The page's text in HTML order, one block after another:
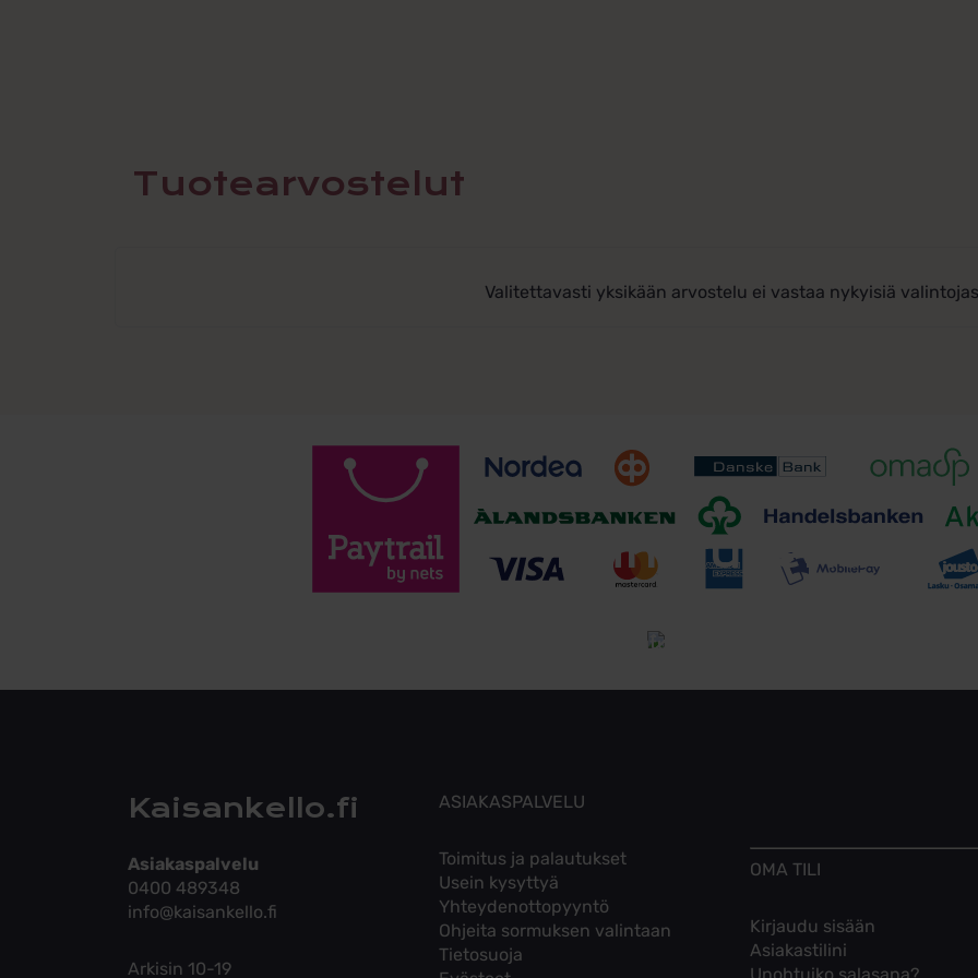
Tuotearvostelut
Valitettavasti yksikään arvostelu ei vastaa nykyisiä
Toimitusehdot
Tutustu toimitusehtoihin
Kaisankello.fi
Asiakaspalvelu
0400 489348
info@kaisankello.fi
Arkisin 10-19
ASIAKASPALVELU
Toimitus ja palautukset
Usein kysyttyä
Yhteydenottopyyntö
Ohjeita sormuksen valintaan
Tietosuoja
OMA TILI
Kirjaudu sisään
Asiakastilini
Unohtuiko salasana?